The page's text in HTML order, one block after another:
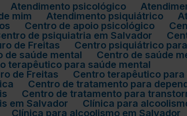
Atendimento psicológico
mim
Atendimento psiquiátrico
Centro de apoio psicológico
Centro de psiquiatria em Salvador
de Freitas
Centro psiquiátrico
de saúde mental
Centro de saúde
terapêutico para saúde mental
de Freitas
Centro terapêutico
Centro de tratamento para
Centro de tratamento para
em Salvador
Clínica para
Clínica para alcoolismo em Salvador